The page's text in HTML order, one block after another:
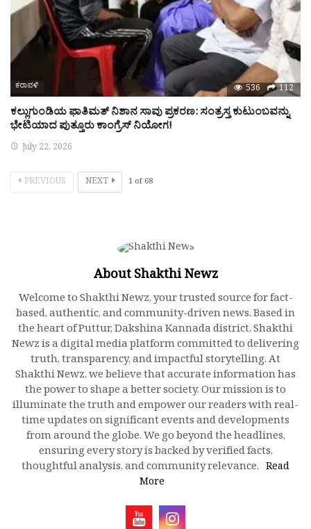
ಕರಾವಳಿ 536 112
ಕಲ್ಲುಗುಂಡಿಯ ಫಾತಿಮತ್ ನಿಶಾನ ಸಾವು ಪ್ರಕರಣ: ಸಂತ್ರಸ್ತ ಕುಟುಂಬವನ್ನು
ಭೇಟಿಯಾದ ಪುತ್ತೂರು ಕಾಂಗ್ರೆಸ್ ನಿಯೋಗ!
July 22, 2026
PREVIOUS NEXT 1 of68
About Shakthi Newz
Welcome to Shakthi Newz, your trusted source for fact-
based, authentic, and community-driven news. Based in
the heart of Puttur, Dakshina Kannada district, Shakthi
Newz is a digital media platform committed to delivering
truth, transparency, and impactful storytelling. At
Shakthi Newz, we believe that accurate information has
the power to shape a better society. Our mission is to
illuminate the truth and empower our readers with real-
time updates on significant events and developments
from around the globe. We go beyond the headlines,
ensuring every story is backed by verified facts,
thoughtful analysis, and community relevance. Read
More